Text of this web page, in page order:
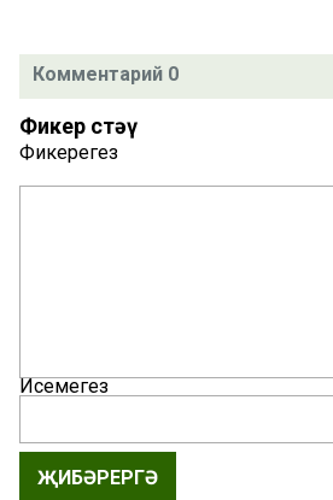
Комментарий 0
Фикер өстәү
Фикерегез
Исемегез
ҖИБӘРЕРГӘ